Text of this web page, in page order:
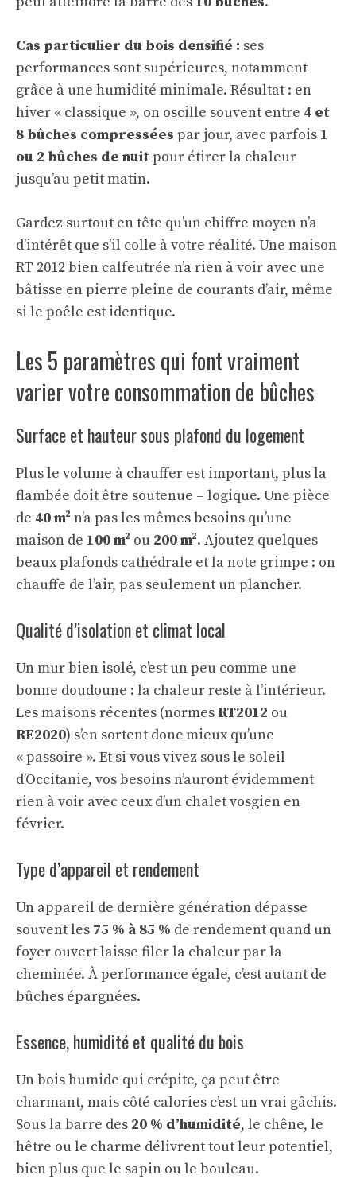
Cas particulier du bois densifié : ses
performances sont supérieures, notamment
grâce à une humidité minimale. Résultat : en
hiver « classique », on oscille souvent entre 4 et
8 bûches compressées par jour, avec parfois 1
ou 2 bûches de nuit pour étirer la chaleur
jusqu’au petit matin.
Gardez surtout en tête qu’un chiffre moyen n’a
d’intérêt que s’il colle à votre réalité. Une maison
RT 2012 bien calfeutrée n’a rien à voir avec une
bâtisse en pierre pleine de courants d’air, même
si le poêle est identique.
Les 5 paramètres qui font vraiment
varier votre consommation de bûches
Surface et hauteur sous plafond du logement
Plus le volume à chauffer est important, plus la
flambée doit être soutenue – logique. Une pièce
de 40 m²n’a pas les mêmes besoins qu’une
maison de 100 m² ou 200 m². Ajoutez quelques
beaux plafonds cathédrale et la note grimpe : on
chauffe de l’air, pas seulement un plancher.
Qualité d’isolation et climat local
Un mur bien isolé, c’est un peu comme une
bonne doudoune : la chaleur reste à l’intérieur.
Les maisons récentes (normes RT2012 ou
RE2020) s’en sortent donc mieux qu’une
« passoire ». Et si vous vivez sous le soleil
d’Occitanie, vos besoins n’auront évidemment
rien à voir avec ceux d’un chalet vosgien en
février.
Type d’appareil et rendement
Un appareil de dernière génération dépasse
souvent les 75 % à 85 % de rendement quand un
foyer ouvert laisse filer la chaleur par la
cheminée. À performance égale, c’est autant de
bûches épargnées.
Essence, humidité et qualité du bois
Un bois humide qui crépite, ça peut être
charmant, mais côté calories c’est un vrai gâchis.
Sous la barre des 20 % d’humidité, le chêne, le
hêtre ou le charme délivrent tout leur potentiel,
bien plus que le sapin ou le bouleau.